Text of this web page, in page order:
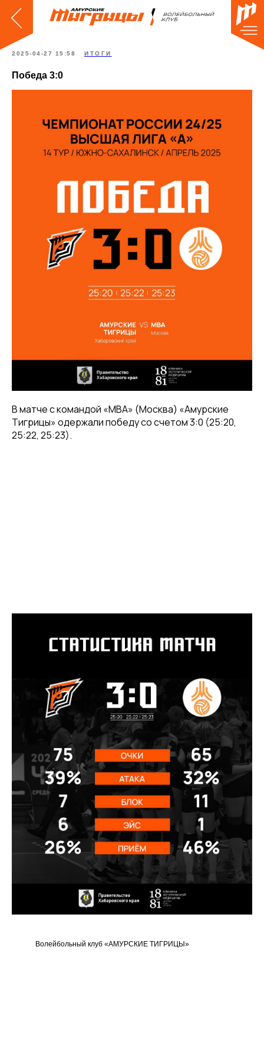
2025-04-27 15:58 ИТОГИ
Победа 3:0
В матче с командой «МВА» (Москва) «Амурские
Тигрицы» одержали победу со счетом 3:0 (25:20,
25:22, 25:23).
Волейбольный клуб «АМУРСКИЕ ТИГРИЦЫ»